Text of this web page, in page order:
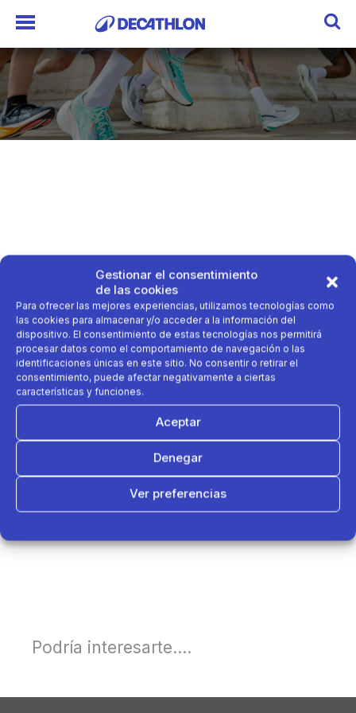
Gestionar el consentimiento
de las cookies
Para ofrecer las mejores experiencias, utilizamos tecnologías como
las cookies para almacenar y/o acceder a la información del
dispositivo. El consentimiento de estas tecnologías nos permitirá
procesar datos como el comportamiento de navegación o las
identificaciones únicas en este sitio. No consentir o retirar el
consentimiento, puede afectar negativamente a ciertas
características y funciones.
Aceptar
Denegar
Ver preferencias
Podría interesarte....